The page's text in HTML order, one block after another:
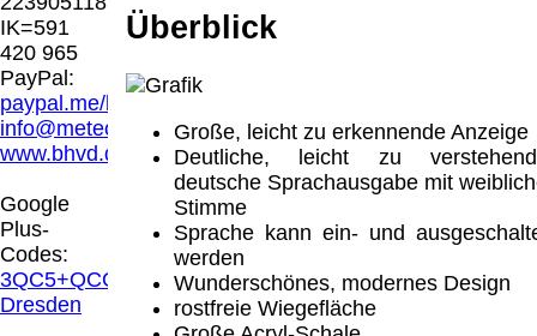
IK=591
420 965
PayPal:
paypal.me/blindenhilfsmittel
info@meteor.vision
www.bhvd.de
Google
Plus-
Codes:
3QC5+QCG
Dresden
Überblick
Große, leicht zu erkennende Anzeige
Deutliche, leicht zu
deutsche Sprachausgabe mit
Stimme
Sprache kann ein- und
werden
Wunderschönes, modernes Design
rostfreie Wiegefläche
Mit einem Urteil vom 12.05.1998 - 312 O
85/98 - Haftung für Links hat das Landgericht
Hamburg entschieden, dass man durch die
Anbringung eines Links, die Inhalte der
gelinkten Seite ggf. mit zu verantworten hat.
Dieses kann nur dadurch verhindert werden,
dass man sich ausdrücklich von diesen
Inhalten distanziert. Hiermit distanzieren wir
uns ausdrücklich von allen Inhalten, aller
gelinkten Seiten auf unserer Homepage und
machen uns diese Inhalte nicht zu eigen.
Diese Erklärung gilt für alle auf unserer
Homepage angebrachten Links.